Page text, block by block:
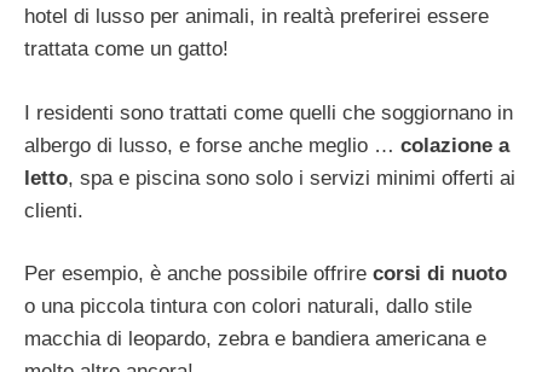
hotel di lusso per animali, in realtà preferirei essere
trattata come un gatto!
I residenti sono trattati come quelli che soggiornano in
albergo di lusso, e forse anche meglio … colazione a
letto, spa e piscina sono solo i servizi minimi offerti ai
clienti.
Per esempio, è anche possibile offrire corsi di nuoto
o una piccola tintura con colori naturali, dallo stile
macchia di leopardo, zebra e bandiera americana e